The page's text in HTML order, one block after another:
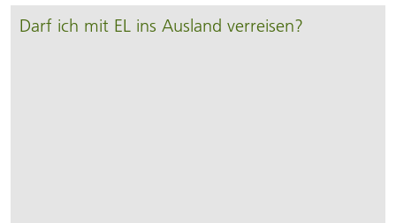
Darf ich mit EL ins Ausland verreisen?